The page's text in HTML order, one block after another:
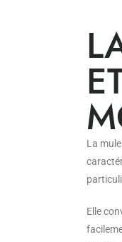
La
Elle